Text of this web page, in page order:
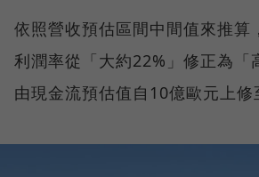
依照營收預估區間中間值來推算
利潤率從「大約22%」修正為「
由現金流預估值自10億歐元上修